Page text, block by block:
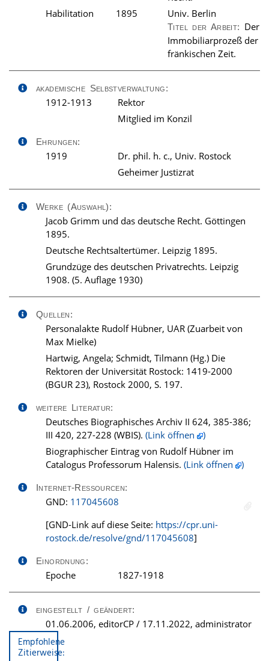
Habilitation
1895 Univ. Berlin
Titel der Arbeit: Der
Immobiliarprozeß der
fränkischen Zeit.
akademische Selbstverwaltung:
1912-1913
Rektor
Mitglied im Konzil
Ehrungen:
1919
Dr. phil. h. c., Univ. Rostock
Geheimer Justizrat
Werke (Auswahl):
Jacob Grimm und das deutsche Recht. Göttingen
1895.
Deutsche Rechtsaltertümer. Leipzig 1895.
Grundzüge des deutschen Privatrechts. Leipzig
1908. (5. Auflage 1930)
Quellen:
Personalakte Rudolf Hübner, UAR (Zuarbeit von
Max Mielke)
Hartwig, Angela; Schmidt, Tilmann (Hg.) Die
Rektoren der Universität Rostock: 1419-2000
(BGUR 23), Rostock 2000, S. 197.
weitere Literatur:
Deutsches Biographisches Archiv II 624, 385-386;
III 420, 227-228 (WBIS). (Link öffnen
)
Biographischer Eintrag von Rudolf Hübner im
Catalogus Professorum Halensis. (Link öffnen )
Internet-Ressourcen:
GND: 117045608
[GND-Link auf diese Seite: https://cpr.uni-
rostock.de/resolve/gnd/117045608]
Einordnung:
Epoche 1827-1918
eingestellt / geändert:
01.06.2006, editorCP / 17.11.2022, administrator
Empfohlene
Zitierweise: